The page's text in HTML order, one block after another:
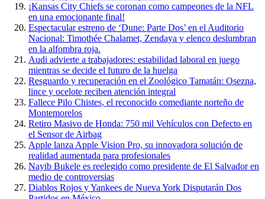
¡Kansas City Chiefs se coronan como campeones de la NFL
en una emocionante final!
Espectacular estreno de ‘Dune: Parte Dos’ en el Auditorio
Nacional: Timothée Chalamet, Zendaya y elenco deslumbran
en la alfombra roja.
Audi advierte a trabajadores: estabilidad laboral en juego
mientras se decide el futuro de la huelga
Resguardo y recuperación en el Zoológico Tamatán: Osezna,
lince y ocelote reciben atención integral
Fallece Pilo Chistes, el reconocido comediante norteño de
Montemorelos
Retiro Masivo de Honda: 750 mil Vehículos con Defecto en
el Sensor de Airbag
Apple lanza Apple Vision Pro, su innovadora solución de
realidad aumentada para profesionales
Nayib Bukele es reelegido como presidente de El Salvador en
medio de controversias
Diablos Rojos y Yankees de Nueva York Disputarán Dos